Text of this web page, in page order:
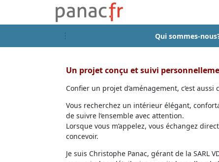
Qui sommes-
Un projet conçu et suivi
Confier un projet d’aménagement, c’est
Vous recherchez un intérieur élégant,
de suivre l’ensemble avec attention.
Lorsque vous m’appelez, vous échangez
concevoir.
Je suis Christophe Panac, gérant de la SARL